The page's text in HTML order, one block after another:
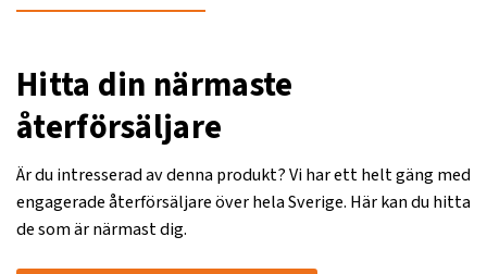
Hitta din närmaste
återförsäljare
Är du intresserad av denna produkt? Vi har ett helt gäng med
engagerade återförsäljare över hela Sverige. Här kan du hitta
de som är närmast dig.